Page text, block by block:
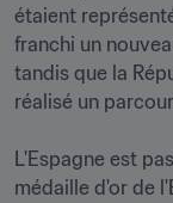
étaient
franchi un
tandis que la
réalisé un
L'Espagne est
médaille d'or de